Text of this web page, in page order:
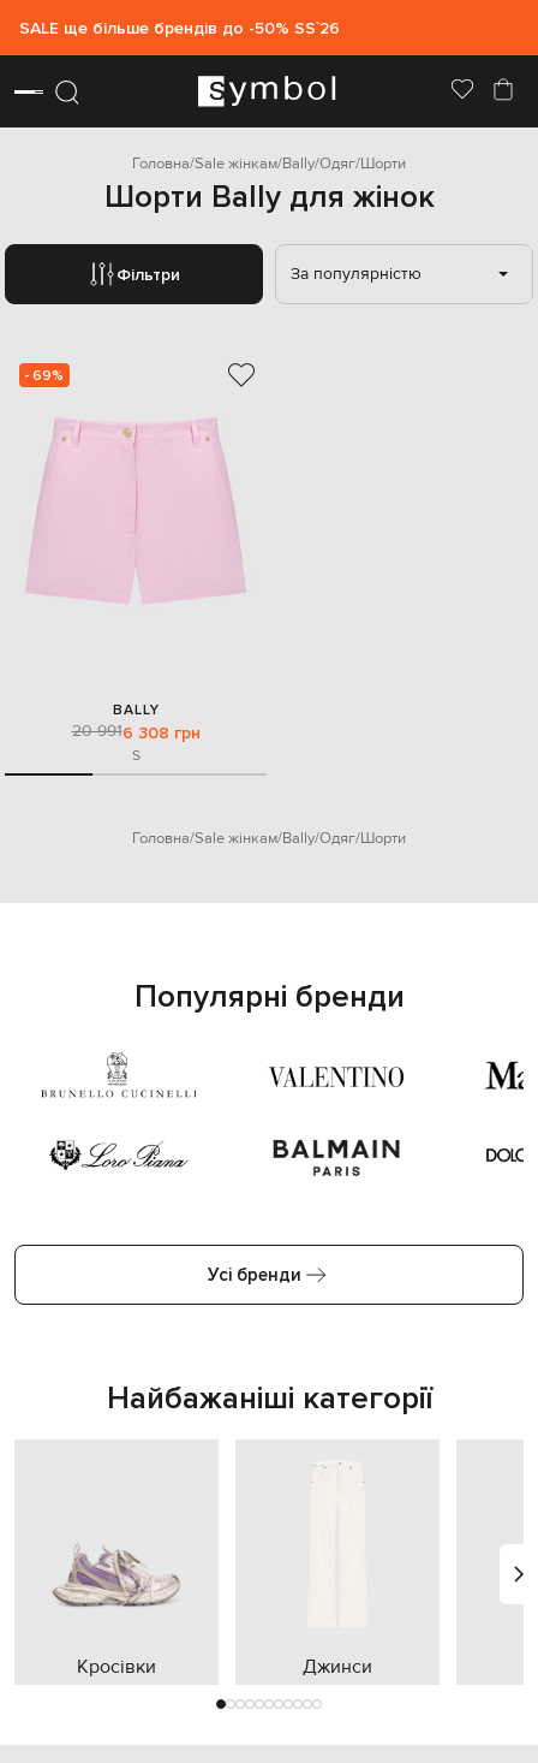
SALE ще більше брендів до -50% SS`26
Головна Sale жінкам Bally Одяг Шорти
Шорти Bally для жінок
Фільтри За популярністю
- 69%
BALLY
20 9916 308 грн
S
Головна Sale жінкам Bally Одяг Шорти
Популярні бренди
Усі бренди
Найбажаніші категорії
Кросівки Джинси